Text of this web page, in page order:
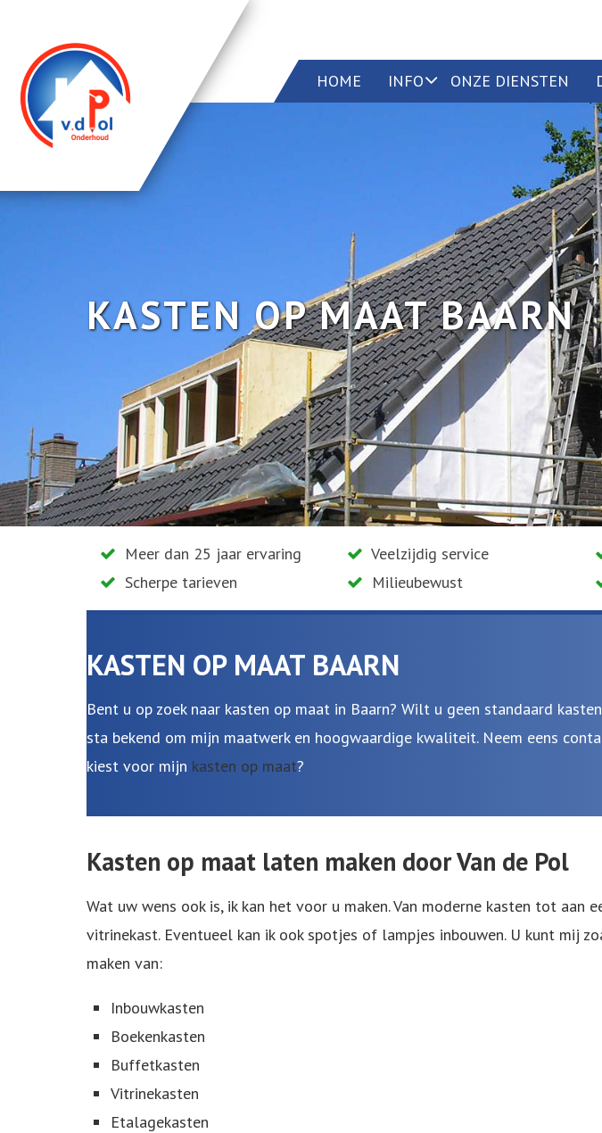
Home
Info
HOME INFO ONZE DIENSTEN
KASTEN OP MAAT BAARN
Meer dan 25 jaar ervaring Veelzijdig service
Scherpe tarieven
Milieubewust
KASTEN OP MAAT BAARN
Bent u op zoek naar kasten op maat in Baarn? Wilt u geen standaard
sta bekend om mijn maatwerk en hoogwaardige kwaliteit. Neem eens
kiest voor mijn kasten op maat?
Kasten op maat laten maken door Van de Pol
Wat uw wens ook is, ik kan het voor u maken. Van moderne kasten tot aan
vitrinekast. Eventueel kan ik ook spotjes of lampjes inbouwen. U kunt mij
maken van:
Inbouwkasten
Boekenkasten
Buffetkasten
Vitrinekasten
Etalagekasten